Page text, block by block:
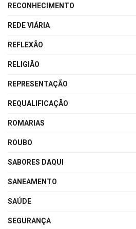
RECONHECIMENTO
REDE VIÁRIA
REFLEXÃO
RELIGIÃO
REPRESENTAÇÃO
REQUALIFICAÇÃO
ROMARIAS
ROUBO
SABORES DAQUI
SANEAMENTO
SAÚDE
SEGURANÇA